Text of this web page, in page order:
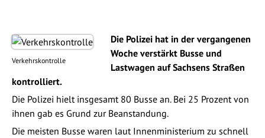
Verkehrskontrolle
Die Polizei hat in der vergangenen
Woche verstärkt Busse und
Lastwagen auf Sachsens Straßen
kontrolliert.
Die Polizei hielt insgesamt 80 Busse an. Bei 25 Prozent von
ihnen gab es Grund zur Beanstandung.
Die meisten Busse waren laut Innenministerium zu schnell